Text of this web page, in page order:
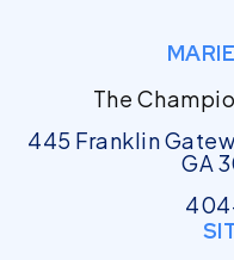
The
445 Franklin
GA